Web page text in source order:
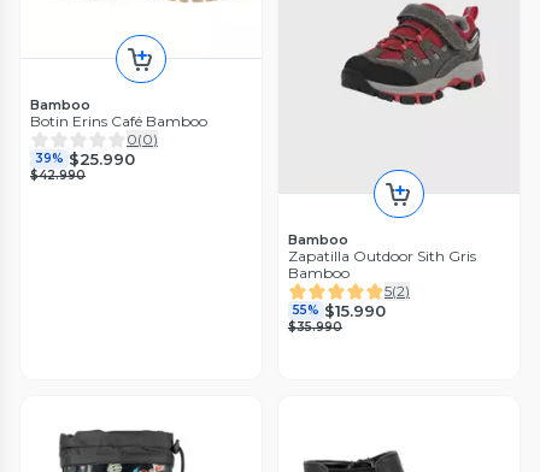
Bamboo
Botin Erins Café Bamboo
0(0)
39% $25.990
$42.990
Bamboo
Zapatilla Outdoor Sith Gris
Bamboo
5(2)
55% $15.990
$35.990